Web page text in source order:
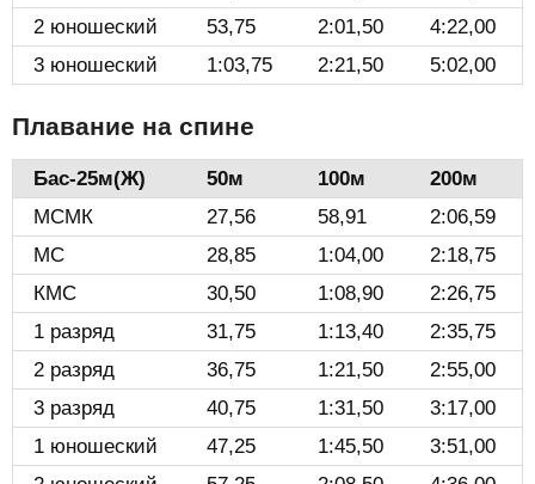
2 юношеский
53,75 2:01,50
4:22,00
3 юношеский
1:03,75 2:21,50 5:02,00
Плавание на спине
Бас-25м(Ж)️ 50м 100м
200м
МСМК
27,56 58,91
2:06,59
МС
28,85 1:04,00
2:18,75
КМС
30,50 1:08,90
2:26,75
1 разряд
31,75 1:13,40
2:35,75
2 разряд
36,75 1:21,50
2:55,00
3 разряд
40,75 1:31,50
3:17,00
1 юношеский
47,25 1:45,50
3:51,00